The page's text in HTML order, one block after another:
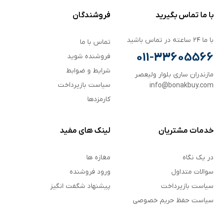
با ما تماس بگیرید
با ما ۲۴ ساعته در تماس باشید
011-33605566
مازندران ساری بلوار ولیعصر
info@bonakbuy.com
فروشندگان
تماس با ما
فروشنده شوید
شرایط و ضوابط
سیاست بازپرداخت
کارمزدها
خدمات مشتریان
در یک نگاه
سوالات متداول
سیاست بازپرداخت
سیاست حفظ حریم خصوصی
لینک های مفید
مغازه ها
ورود فروشنده
پیشنهاد شگفت انگیز